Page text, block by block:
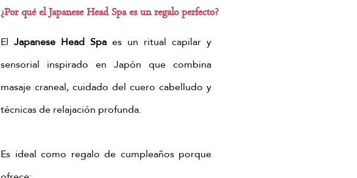
¿Por qué el Japanese Head Spa es un regalo perfecto?
El Japanese Head Spa es un ritual capilar y
sensorial inspirado en Japón que combina
masaje craneal, cuidado del cuero cabelludo y
técnicas de relajación profunda.
Es ideal como regalo de cumpleaños porque